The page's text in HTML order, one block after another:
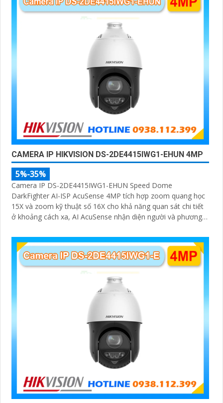
CAMERA IP HIKVISION DS-2DE4415IWG1-EHUN 4MP
5%-35%
Camera IP DS-2DE4415IWG1-EHUN Speed Dome
DarkFighter AI-ISP AcuSense 4MP tích hợp zoom quang học
15X và zoom kỹ thuật số 16X cho khả năng quan sát chi tiết
ở khoảng cách xa, AI AcuSense nhận diện người và phương